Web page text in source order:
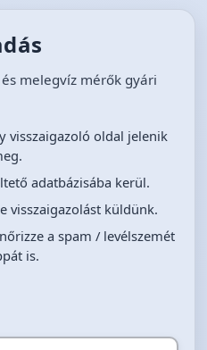
melegvíz mérők gyári
visszaigazoló oldal jelenik
adatbázisába kerül.
visszaigazolást küldünk.
a spam / levélszemét
is.